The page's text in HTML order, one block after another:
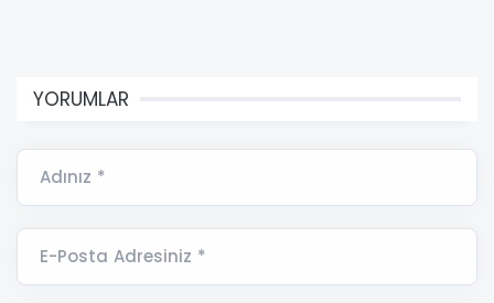
YORUMLAR
Adınız *
E-Posta Adresiniz *